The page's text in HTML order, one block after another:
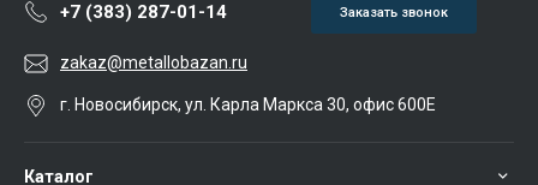
+7 (383) 287-01-14 Заказать звонок
zakaz@metallobazan.ru
г. Новосибирск, ул. Карла Маркса 30, офис 600Е
Каталог